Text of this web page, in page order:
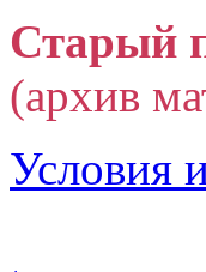
Старый
(архив
Условия